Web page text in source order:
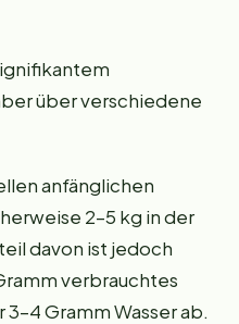
über verschiedene
anfänglichen
2–5 kg in der
davon ist jedoch
verbrauchtes
Gramm Wasser ab.